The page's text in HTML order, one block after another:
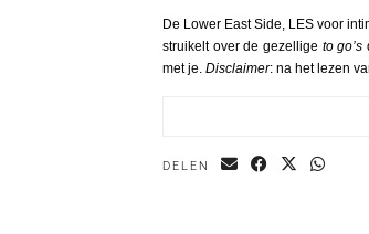
De Lower East Side, LES voor
struikelt over de gezellige to go’s
met je. Disclaimer: na het lezen
DELEN